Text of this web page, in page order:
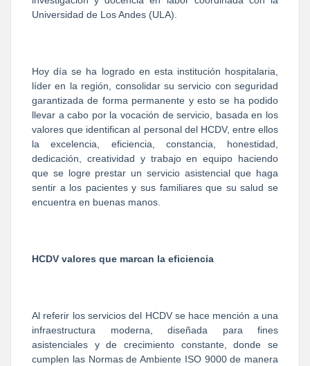
Universidad de Los Andes (ULA).
Hoy día se ha logrado en esta institución hospitalaria,
líder en la región, consolidar su servicio con seguridad
garantizada de forma permanente y esto se ha podido
llevar a cabo por la vocación de servicio, basada en los
valores que identifican al personal del HCDV, entre ellos
la excelencia, eficiencia, constancia, honestidad,
dedicación, creatividad y trabajo en equipo haciendo
que se logre prestar un servicio asistencial que haga
sentir a los pacientes y sus familiares que su salud se
encuentra en buenas manos.
HCDV valores que marcan la eficiencia
Al referir los servicios del HCDV se hace mención a una
infraestructura moderna, diseñada para fines
asistenciales y de crecimiento constante, donde se
cumplen las Normas de Ambiente ISO 9000 de manera